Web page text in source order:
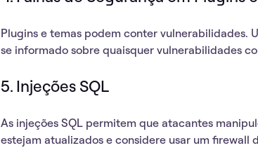
Plugins e temas podem conter vulnerabilidades.
se informado sobre quaisquer vulnerabilidades
5. Injeções SQL
As injeções SQL permitem que atacantes
estejam atualizados e considere usar um firewall